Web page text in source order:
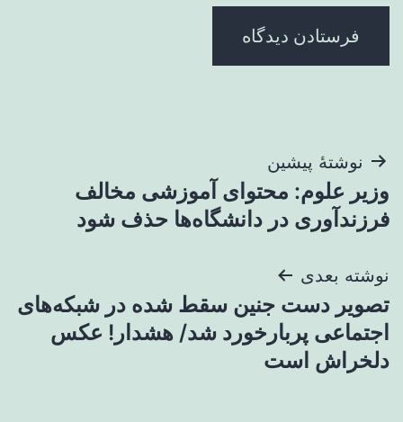
راهبری
نوشته
نوشتهٔ پیشین
وزیر علوم: محتوای آموزشی مخالف
فرزندآوری در دانشگاه‌ها حذف شود
نوشته بعدی
تصویر دست جنین سقط شده در شبکه‌های
اجتماعی پربارخورد شد/ هشدار! عکس
دلخراش است